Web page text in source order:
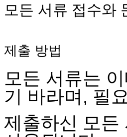
리
아
스
신
노
제
휴
이
트
모든 서류 접수와
제출 방법
모든 서류는
기
바라며 , 필요
제출하신 모든